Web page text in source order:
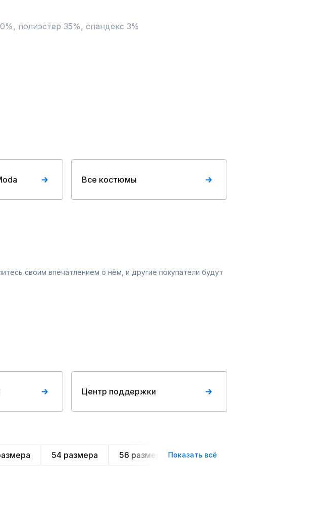
полиэстер 35%, спандекс 3%
Все костюмы
своим впечатлением о нём, и другие покупатели будут
Центр поддержки
54 размера 56 размера Домашние костюмы
Показать всё